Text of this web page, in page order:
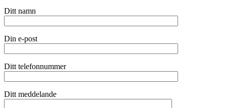
Ditt namn
Din e-post
Ditt telefonnummer
Ditt meddelande